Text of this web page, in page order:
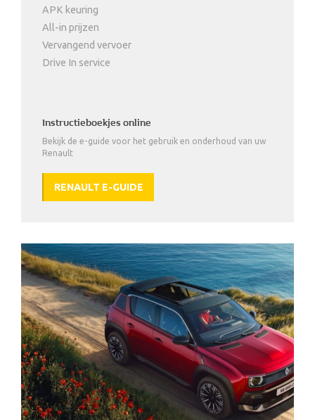
APK keuring
All-in prijzen
Vervangend vervoer
Drive In service
Instructieboekjes online
Bekijk de e-guide voor het gebruik en onderhoud van uw
Renault
RENAULT E-GUIDE